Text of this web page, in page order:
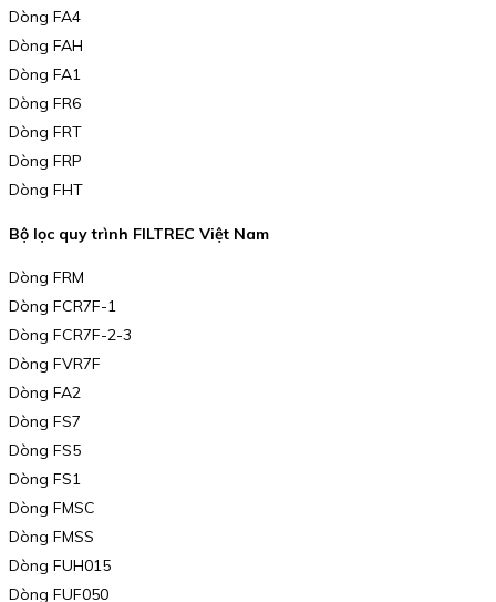
Dòng FA4
Dòng FAH
Dòng FA1
Dòng FR6
Dòng FRT
Dòng FRP
Dòng FHT
Bộ lọc quy trình FILTREC Việt Nam
Dòng FRM
Dòng FCR7F-1
Dòng FCR7F-2-3
Dòng FVR7F
Dòng FA2
Dòng FS7
Dòng FS5
Dòng FS1
Dòng FMSC
Dòng FMSS
Dòng FUH015
Dòng FUF050